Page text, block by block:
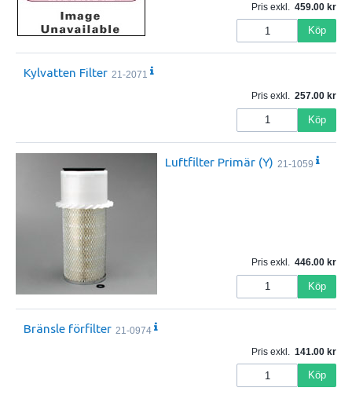
Pris exkl. 459.00
Köp
Kylvatten Filter 21-2071
Pris exkl. 257.00
Köp
Luftfilter Primär (Y) 21-1059
Pris exkl. 446.00
Köp
Bränsle förfilter 21-0974
Pris exkl.
141.00
Köp